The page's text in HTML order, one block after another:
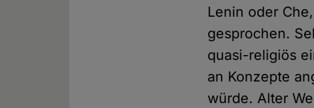
Lenin oder
gesprochen.
quasi-religiös
an Konzepte
würde. Alter